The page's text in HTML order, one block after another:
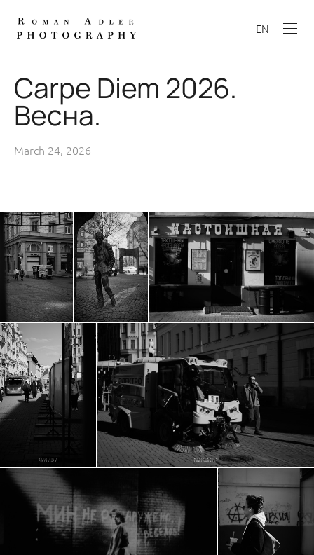
EN
Carpe Diem 2026.
Весна.
March 24, 2026